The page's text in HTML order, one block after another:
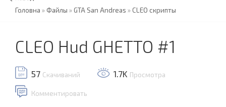
Головна »Файлы » GTA San Andreas » CLEO скрипты
CLEO Hud GHETTO #1
57 Скачиваний 1.7K Просмотра
Комментировать